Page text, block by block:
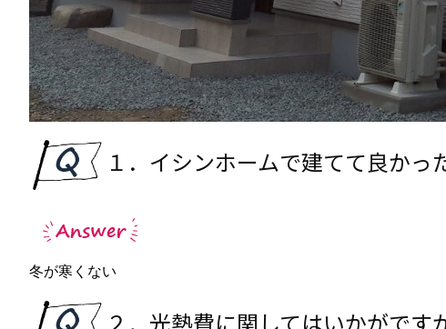
１．イシンホームで建てて良かっ
冬が寒くない
２．光熱費に関してはいかがです